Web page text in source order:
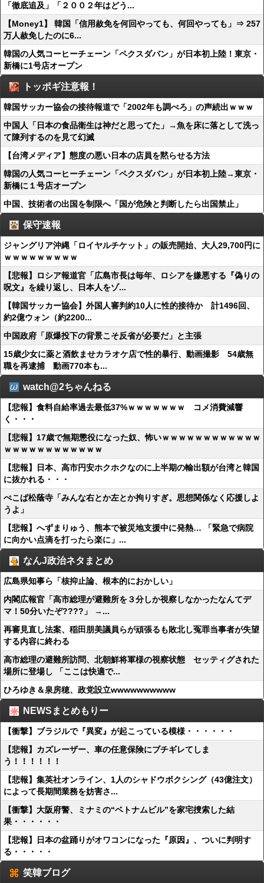
「徹底追及」「２００２年はどう...
【Money1】 韓国「信用赦免を何回やっても、何回やっても」⇒ 257
万人赦免したのに6...
韓国の人気コーヒーチェーン「ペクスダバン」が日本初上陸！東京・
新橋に1号店オープン
トッポギ注意報！
韓国サッカー協会の接待報道で「2002年も調べろ」の声続出ｗｗｗ
中国人「日本の食品衛生は神だと思ってた」→魚を床に落として洗っ
て陳列するのを見て幻滅
【台湾メディア】態度の悪い日本の店員を黙らせる方法
韓国の人気コーヒーチェーン「ペクスダバン」が日本初上陸→東京・
新橋に１号店オープン
中国、技術者の出国を制限へ「国が危険と判断したら出国禁止」
保守速報
ジャングリア沖縄「ロイヤルチケット」の販売開始、大人29,700円に
ｗｗｗｗｗｗｗｗｗ
【悲報】ロシア報道官「広島市長は毎年、ロシアを嫌悪する『偽りの
呪文』を繰り返し、日本人をゾ...
【韓国サッカー協会】外国人審判約10人に性的接待か 計1496回、
約2億ウォン（約2200...
中国政府「原爆投下の背景こそ反省が必要だ」と主張
15歳少女に薬と酒飲ませカラオケ店で性的暴行、動画撮影 54歳無
職を再逮捕 動画770本も...
watch@2ちゃんねる
【悲報】食料自給率過去最低37%ｗｗｗｗｗｗｗ コメ消費減響
く・・・
【悲報】17歳で無期懲役になった奴、怖いｗｗｗｗｗｗｗｗｗｗｗｗ
ｗｗｗｗｗｗｗｗｗｗｗｗ
【悲報】日本、高市円安ホクホクなのに上半期の輸出額が台湾と韓国
に抜かれる・・・
ぺこぱ松蔭寺「みんな右とか左とか拘りすぎ。思想関係なく応援しよ
うよ」
【悲報】へずまりゅう、熊本で被災地支援中に発熱… 「緊急で病院
に向かい点滴を打ったら楽に」...
なんJ政治ネタまとめ
広島県知事ら「核抑止論、根本的におかしい」
内閣広報官「高市総理が避難所を３分しか視察しなかったなんてデ
マ！50分いたぞ????」 →...
再審見直し法案、稲田朋美議員らが頑張るも敗北し冤罪当事者が失望
する内容に終わる
高市総理の避難所訪問、北朝鮮将軍様の視察状態 セッティグされた
場所に登場し 「ここは快適で...
ひろゆき＆泉房穂、政党設立wwwwwwwwww
NEWSまとめもりー
【衝撃】ブラジルで『異変』が起こっている模様・・・・・・
【悲報】カズレーザー、車の任意保険にブチギレてしま
う！！！！！！
【悲報】集英社オンライン、1人のシャドウボクシング（43億注文）
によって長期間業務を妨害さ...
【衝撃】大阪府警、ミナミの“ベトナムビル”を家宅捜索した結
果・・・・・・
【悲報】日本の盆踊りがオワコンになった『原因』、ついに判明す
る・・・・・
笑韓ブログ